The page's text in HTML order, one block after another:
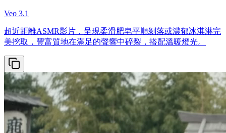
Veo 3.1
超近距離ASMR影片，呈現柔滑肥皂平順剝落或濃郁冰淇淋完
美挖取，豐富質地在滿足的聲響中碎裂，搭配溫暖燈光。